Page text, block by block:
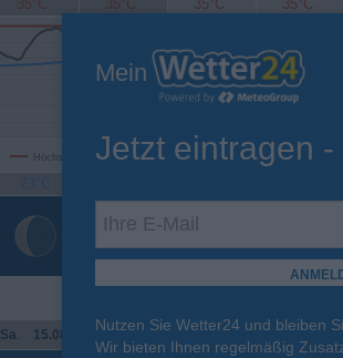
35°C 35°C 35°C 35°C
Höchsttemperatur Tiefsttemperatur Aktuelle
23°C
Sa. 15.08. So. 16.08. Mo. 17.08. Di. 18.08.
Mein
Jetzt eintragen -
Nutzen Sie Wetter24 und bleiben
Wir bieten Ihnen regelmäßig